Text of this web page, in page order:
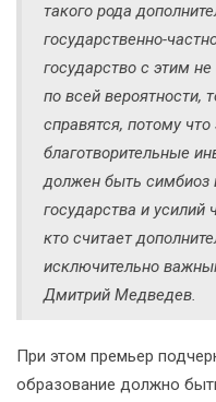
такого рода
государственно-
государство с этим
по всей вероятности,
справятся, потому
благотворительные
должен быть симбиоз
государства и усилий
кто считает
исключительно
Дмитрий Медведев.
При этом премьер
образование должно